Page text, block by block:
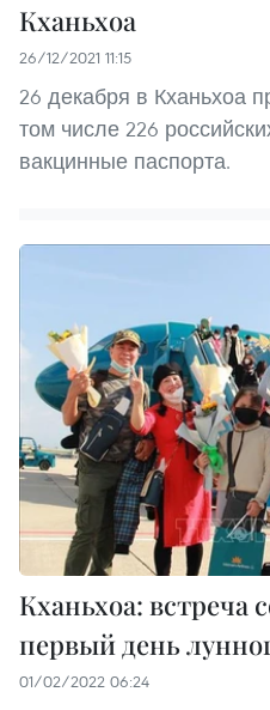
Кханьхоа
26/12/2021 11:15
26 декабря в Кханьхоа
том числе 226
вакцинные паспорта.
Кханьхоа: встреча
первый день
01/02/2022 06:24